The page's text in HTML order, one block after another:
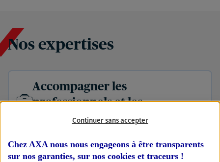
Nos expertises
Accompagner les
professionnels et les
entreprises
bâtissons ensemble des solutions cohérentes pour
protéger votre activité, vos collaborateurs... mais aussi
Continuer sans accepter
Chez AXA nous nous engageons à être transparents
sur nos garanties, sur nos cookies et traceurs !